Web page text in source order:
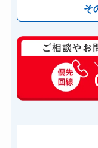
そ
玄関カギ修
玄関カギ作
玄関カギ交換
バイクカギ